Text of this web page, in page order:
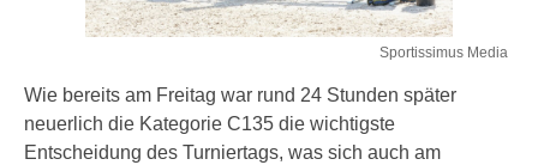
Sportissimus Media
Wie bereits am Freitag war rund 24 Stunden später
neuerlich die Kategorie C135 die wichtigste
Entscheidung des Turniertags, was sich auch am